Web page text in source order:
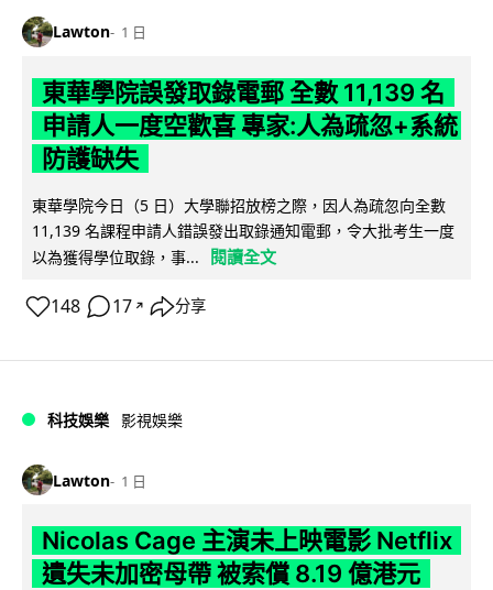
Lawton 1 日
東華學院誤發取錄電郵 全數 11,139 名
申請人一度空歡喜 專家:人為疏忽+系統
防護缺失
東華學院今日（5 日）大學聯招放榜之際，因人為疏忽向全數
11,139 名課程申請人錯誤發出取錄通知電郵，令大批考生一度
以為獲得學位取錄，事...
閱讀全文
148 17 ↗ 分享
科技娛樂 影視娛樂
Lawton 1 日
Nicolas Cage 主演未上映電影 Netflix
遺失未加密母帶 被索償 8.19 億港元